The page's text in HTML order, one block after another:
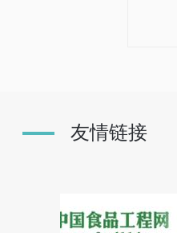
友情链接